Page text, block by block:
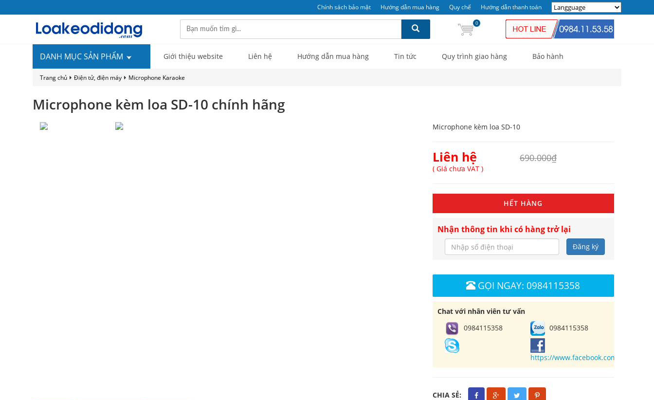
Chính sách bảo mật Hướng dẫn mua hàng Quy chế Hướng dẫn thanh toán
0
DANH MỤC SẢN PHẨM Giới thiệu website Liên hệ Hướng dẫn mua hàng Tin tức Quy trình giao hàng Bảo hành
Trang chủ Điện tử, điện máy Microphone Karaoke
Microphone kèm loa SD-10 chính hãng
Microphone kèm loa SD-10
Liên hệ 690.000₫
( Giá chưa VAT )
HẾT HÀNG
Nhận thông tin khi có hàng trở lại
Đăng ký
GỌI NGAY: 0984115358
Chat với nhân viên tư vấn
0984115358
0984115358
https://www.facebook.com/
CHIA SẺ: